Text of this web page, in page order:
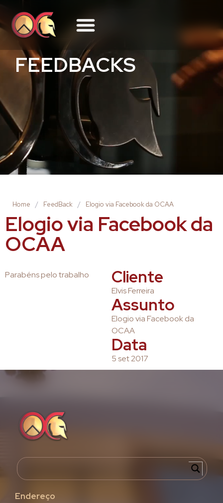
FEEDBACKS
Home / FeedBack / Elogio via Facebook da OCAA
Elogio via Facebook da
OCAA
Parabéns pelo trabalho Cliente
Elvis Ferreira
Assunto
Elogio via Facebook da
OCAA
Data
5 set 2017
Endereço